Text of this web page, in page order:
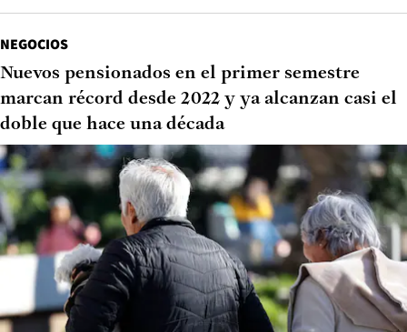
NEGOCIOS
Nuevos pensionados en el primer semestre
marcan récord desde 2022 y ya alcanzan casi el
doble que hace una década